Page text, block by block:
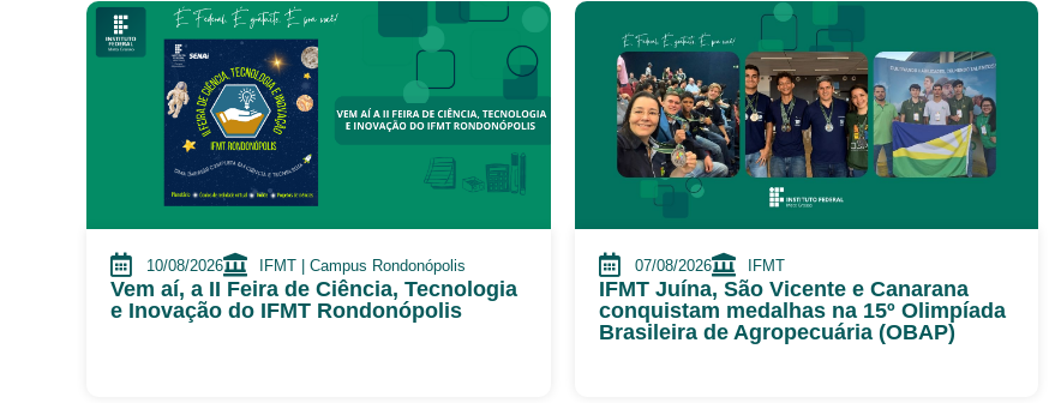
10/08/2026 IFMT | Campus Rondonópolis
Vem aí, a II Feira de Ciência, Tecnologia
e Inovação do IFMT Rondonópolis
07/08/2026 IFMT
IFMT Juína, São Vicente e Canarana
conquistam medalhas na 15º Olimpíada
Brasileira de Agropecuária (OBAP)